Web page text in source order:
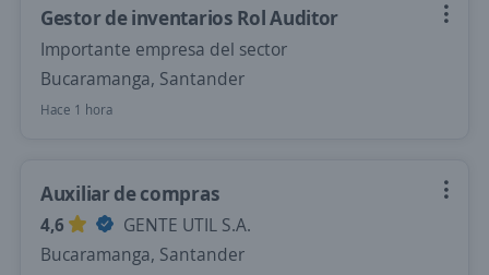
Gestor de inventarios Rol Auditor
Importante empresa del sector
Bucaramanga, Santander
Hace 1 hora
Auxiliar de compras
4,6
GENTE UTIL S.A.
Bucaramanga, Santander